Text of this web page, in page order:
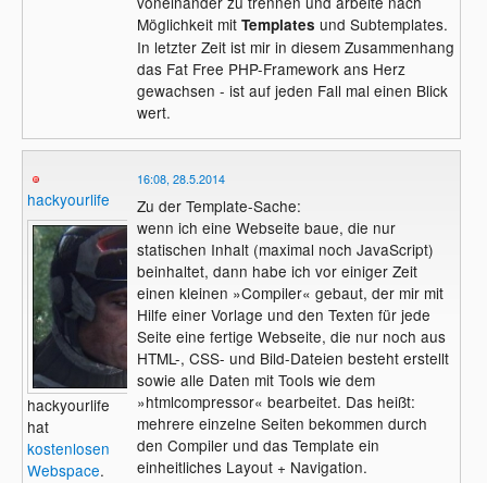
Möglichkeit mit Templates und Subtemplates.
In letzter Zeit ist mir in diesem Zusammenhang
das Fat Free PHP-Framework ans Herz
gewachsen - ist auf jeden Fall mal einen Blick
wert.
hackyourlife
hackyourlife
hat
kostenlosen
Webspace.
16:08, 28.5.2014
Zu der Template-Sache:
wenn ich eine Webseite baue, die nur
statischen Inhalt (maximal noch JavaScript)
beinhaltet, dann habe ich vor einiger Zeit
einen kleinen »Compiler« gebaut, der mir mit
Hilfe einer Vorlage und den Texten für jede
Seite eine fertige Webseite, die nur noch aus
HTML-, CSS- und Bild-Dateien besteht erstellt
sowie alle Daten mit Tools wie dem
»htmlcompressor« bearbeitet. Das heißt:
mehrere einzelne Seiten bekommen durch
den Compiler und das Template ein
einheitliches Layout + Navigation.